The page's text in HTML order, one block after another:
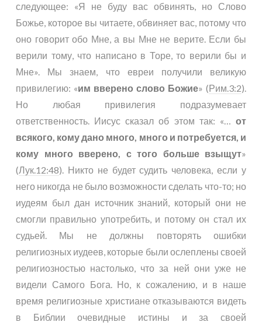
следующее: «Я не буду вас обвинять, но Слово
Божье, которое вы читаете, обвиняет вас, потому что
оно говорит обо Мне, а вы Мне не верите. Если бы
верили тому, что написано в Торе, то верили бы и
Мне». Мы знаем, что евреи получили великую
привилегию: «им вверено слово Божие» (Рим.3:2).
Но любая привилегия подразумевает
ответственность. Иисус сказал об этом так: «… от
всякого, кому дано много, много и потребуется, и
кому много вверено, с того больше взыщут»
(Лук.12:48). Никто не будет судить человека, если у
него никогда не было возможности сделать что-то; но
иудеям был дан источник знаний, который они не
смогли правильно употребить, и потому он стал их
судьей. Мы не должны повторять ошибки
религиозных иудеев, которые были ослеплены своей
религиозностью настолько, что за ней они уже не
видели Самого Бога. Но, к сожалению, и в наше
время религиозные христиане отказываются видеть
в Библии очевидные истины и за своей